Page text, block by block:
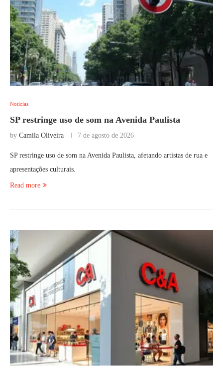
Notícias
SP restringe uso de som na Avenida Paulista
by Camila Oliveira 7 de agosto de 2026
SP restringe uso de som na Avenida Paulista, afetando artistas de rua e
apresentações culturais.
Read more